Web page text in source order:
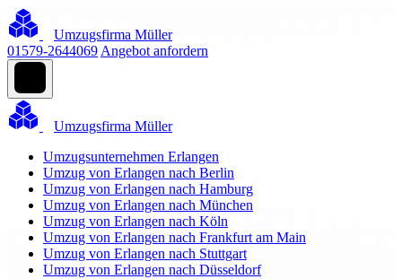
Umzugsfirma Müller
01579-2644069 Angebot anfordern
Umzugsfirma Müller
Umzugsunternehmen Erlangen
Umzug von Erlangen nach Berlin
Umzug von Erlangen nach Hamburg
Umzug von Erlangen nach München
Umzug von Erlangen nach Köln
Umzug von Erlangen nach Frankfurt am Main
Umzug von Erlangen nach Stuttgart
Umzug von Erlangen nach Düsseldorf